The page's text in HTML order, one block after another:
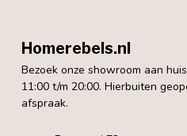
Homerebels.nl
Bezoek onze showroom aan
11:00 t/m 20:00. Hierbuiten
afspraak.